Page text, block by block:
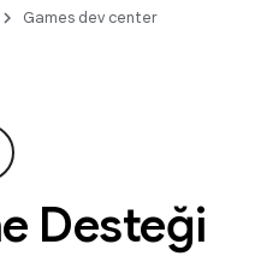
Games dev center
Desteği